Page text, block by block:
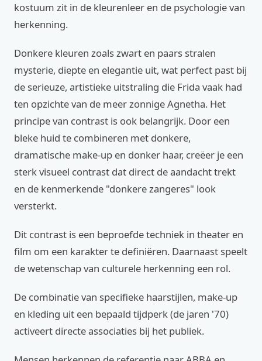
kostuum zit in de kleurenleer en de psychologie van
herkenning.
Donkere kleuren zoals zwart en paars stralen
mysterie, diepte en elegantie uit, wat perfect past bij
de serieuze, artistieke uitstraling die Frida vaak had
ten opzichte van de meer zonnige Agnetha. Het
principe van contrast is ook belangrijk. Door een
bleke huid te combineren met donkere,
dramatische make-up en donker haar, creëer je een
sterk visueel contrast dat direct de aandacht trekt
en de kenmerkende "donkere zangeres" look
versterkt.
Dit contrast is een beproefde techniek in theater en
film om een karakter te definiëren. Daarnaast speelt
de wetenschap van culturele herkenning een rol.
De combinatie van specifieke haarstijlen, make-up
en kleding uit een bepaald tijdperk (de jaren '70)
activeert directe associaties bij het publiek.